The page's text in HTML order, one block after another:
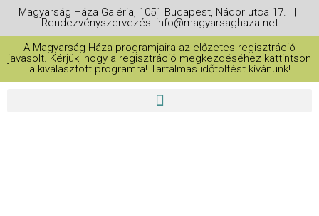
Magyarság Háza Galéria, 1051 Budapest, Nádor utca 17. |
Rendezvényszervezés: info@magyarsaghaza.net
A Magyarság Háza programjaira az előzetes regisztráció
javasolt. Kérjük, hogy a regisztráció megkezdéséhez kattintson
a kiválasztott programra! Tartalmas időtöltést kívánunk!